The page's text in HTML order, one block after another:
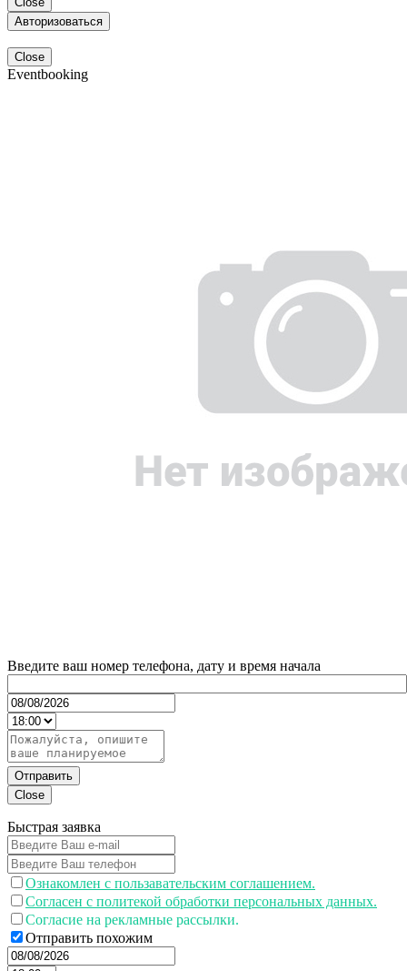
Авторизоваться
Close
Eventbooking
Введите ваш номер телефона, дату и время начала
Отправить
Close
Быстрая заявка
Ознакомлен с пользавательским соглашением.
Согласен с политекой обработки персональных данных.
Согласие на рекламные рассылки.
Отправить похожим